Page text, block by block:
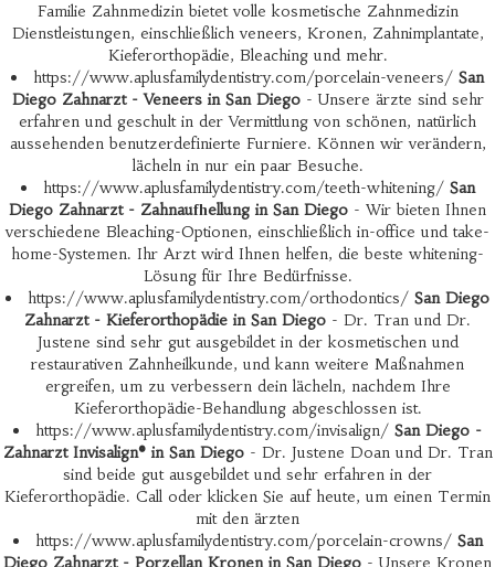
Familie Zahnmedizin bietet volle kosmetische Zahnmedizin
Dienstleistungen, einschließlich veneers, Kronen, Zahnimplantate,
Kieferorthopädie, Bleaching und mehr.
https://www.aplusfamilydentistry.com/porcelain-veneers/ San
Diego Zahnarzt - Veneers in San Diego- Unsere ärzte sind sehr
erfahren und geschult in der Vermittlung von schönen, natürlich
aussehenden benutzerdefinierte Furniere. Können wir verändern,
lächeln in nur ein paar Besuche.
https://www.aplusfamilydentistry.com/teeth-whitening/ San
Diego Zahnarzt - Zahnaufhellung in San Diego - Wir bieten Ihnen
verschiedene Bleaching-Optionen, einschließlich in-office und take-
home-Systemen. Ihr Arzt wird Ihnen helfen, die beste whitening-
Lösung für Ihre Bedürfnisse.
https://www.aplusfamilydentistry.com/orthodontics/ San Diego
Zahnarzt - Kieferorthopädie in San Diego - Dr. Tran und Dr.
Justene sind sehr gut ausgebildet in der kosmetischen und
restaurativen Zahnheilkunde, und kann weitere Maßnahmen
ergreifen, um zu verbessern dein lächeln, nachdem Ihre
Kieferorthopädie-Behandlung abgeschlossen ist.
https://www.aplusfamilydentistry.com/invisalign/ San Diego -
Zahnarzt Invisalign® in San Diego- Dr. Justene Doan und Dr. Tran
sind beide gut ausgebildet und sehr erfahren in der
Kieferorthopädie. Call oder klicken Sie auf heute, um einen Termin
mit den ärzten
https://www.aplusfamilydentistry.com/porcelain-crowns/ San
Diego Zahnarzt - Porzellan Kronen in San Diego - Unsere Kronen